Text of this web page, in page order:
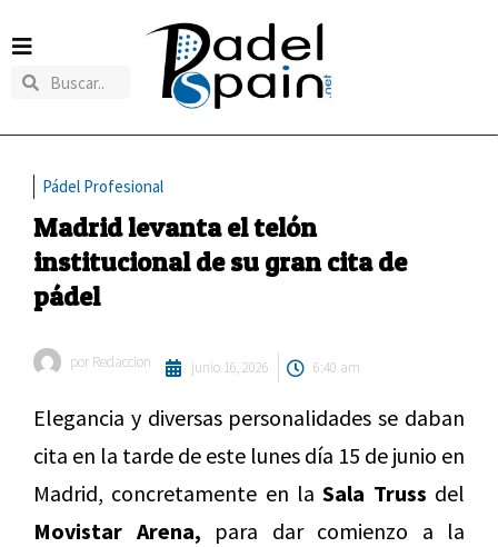
Pádel Profesional
Madrid levanta el telón
institucional de su gran cita de
pádel
por Redaccion junio 16, 2026 6:40 am
Elegancia y diversas personalidades se daban
cita en la tarde de este lunes día 15 de junio en
Madrid, concretamente en laSala Truss del
Movistar Arena, para dar comienzo a la